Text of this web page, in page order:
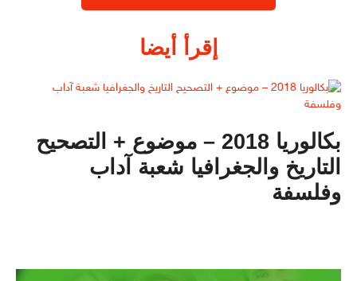
إقرأ أيضا
بكالوريا 2018 – موضوع + التصحيح
التاريخ والجغرافيا شعبة آداب
وفلسفة